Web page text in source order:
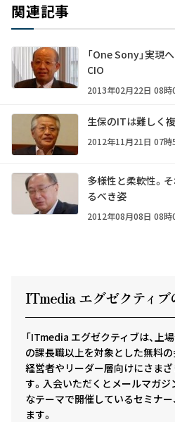
関連記事
「One Sony」実現
CIO
2013年02月22日 08時
生保のITは難しく
2012年11月21日 07時
多様性と柔軟性。
るべき姿
2012年08月08日 08時
ITmedia エグゼクティ
「ITmedia エグゼクティブは、上
の課長職以上を対象とした無料の
経営者やリーダー層向けにさま
す。入会いただくとメールマガジ
なテーマで開催しているセミナ
ます。